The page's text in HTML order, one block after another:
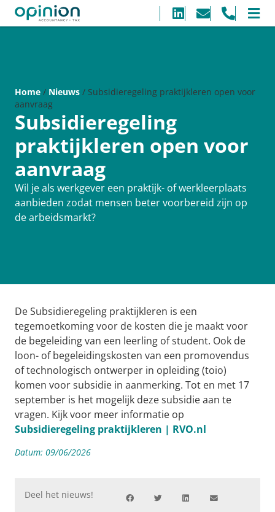
Home / Nieuws / Subsidieregeling praktijkleren open voor
aanvraag
Subsidieregeling
praktijkleren open voor
aanvraag
Wil je als werkgever een praktijk- of werkleerplaats
aanbieden zodat mensen beter voorbereid zijn op
de arbeidsmarkt?
De Subsidieregeling praktijkleren is een
tegemoetkoming voor de kosten die je maakt voor
de begeleiding van een leerling of student. Ook de
loon- of begeleidingskosten van een promovendus
of technologisch ontwerper in opleiding (toio)
komen voor subsidie in aanmerking. Tot en met 17
september is het mogelijk deze subsidie aan te
vragen. Kijk voor meer informatie op
Subsidieregeling praktijkleren | RVO.nl
Datum: 09/06/2026
Deel het nieuws!